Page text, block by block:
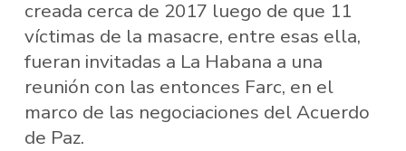
creada cerca de 2017 luego de que 11
víctimas de la masacre, entre esas ella,
fueran invitadas a La Habana a una
reunión con las entonces Farc, en el
marco de las negociaciones del Acuerdo
de Paz.